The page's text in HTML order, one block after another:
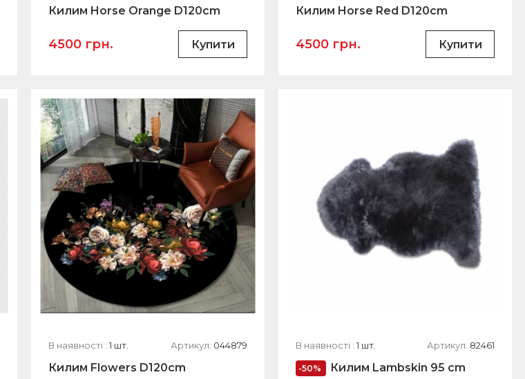
Килим Horse Orange D120cm
4500 грн. Купити
Килим Horse Red D120cm
4500 грн. Купити
В наявності : 1 шт. Артикул: 044879
Килим Flowers D120cm
В наявності : 1 шт. Артикул: 82461
-50%
Килим Lambskin 95 cm